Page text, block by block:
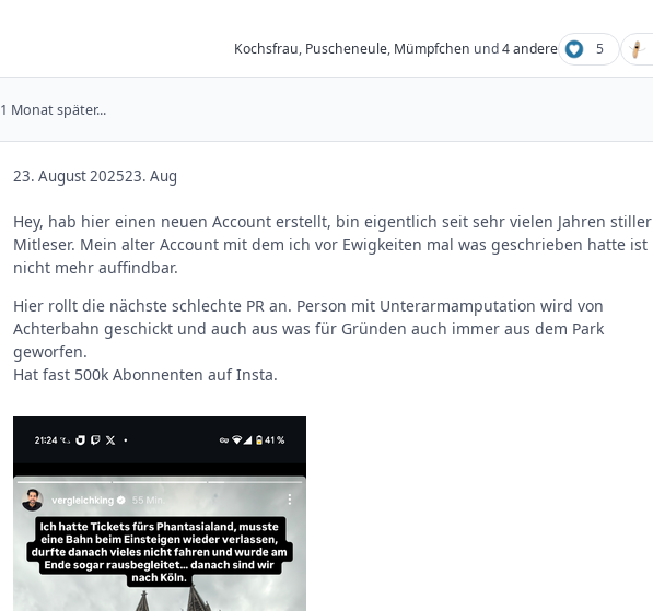
Kochsfrau, Puscheneule, Mümpfchen und4 andere 5
1 Monat später...
23. August 202523. Aug
Hey, hab hier einen neuen Account erstellt, bin eigentlich seit sehr vielen Jahren stiller
Mitleser. Mein alter Account mit dem ich vor Ewigkeiten mal was geschrieben hatte ist
nicht mehr auffindbar.
Hier rollt die nächste schlechte PR an. Person mit Unterarmamputation wird von
Achterbahn geschickt und auch aus was für Gründen auch immer aus dem Park
geworfen.
Hat fast 500k Abonnenten auf Insta.